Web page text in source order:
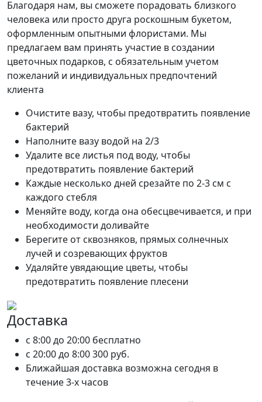
Благодаря нам, вы сможете порадовать близкого
человека или просто друга роскошным букетом,
оформленным опытными флористами. Мы
предлагаем вам принять участие в создании
цветочных подарков, с обязательным учетом
пожеланий и индивидуальных предпочтений
клиента
Очистите вазу, чтобы предотвратить появление
бактерий
Наполните вазу водой на 2/3
Удалите все листья под воду, чтобы
предотвратить появление бактерий
Каждые несколько дней срезайте по 2-3 см с
каждого стебля
Меняйте воду, когда она обесцвечивается, и при
необходимости доливайте
Берегите от сквозняков, прямых солнечных
лучей и созревающих фруктов
Удаляйте увядающие цветы, чтобы
предотвратить появление плесени
Доставка
c 8:00 до 20:00 бесплатно
c 20:00 до 8:00300 руб.
Ближайшая доставка возможна сегодня в
течение 3-х часов